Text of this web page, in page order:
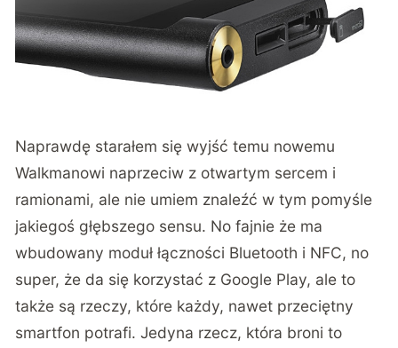
Naprawdę starałem się wyjść temu nowemu
Walkmanowi naprzeciw z otwartym sercem i
ramionami, ale nie umiem znaleźć w tym pomyśle
jakiegoś głębszego sensu. No fajnie że ma
wbudowany moduł łączności Bluetooth i NFC, no
super, że da się korzystać z Google Play, ale to
także są rzeczy, które każdy, nawet przeciętny
smartfon potrafi. Jedyna rzecz, która broni to